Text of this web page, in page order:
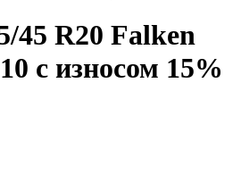
45 R20 Falken
с износом 15%